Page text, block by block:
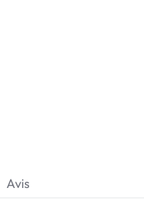
Avis